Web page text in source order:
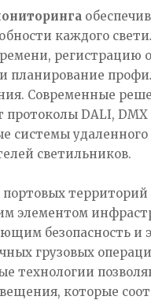
каждого
регистрацию
планирование
Современные
протоколы DALI,
системы
светильников.
территорий
элементом
безопасность и
грузовых
технологии
которые